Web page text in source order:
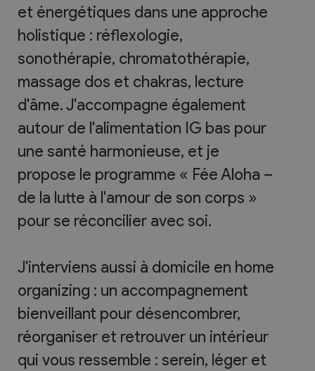
et énergétiques dans une approche
holistique : réflexologie,
sonothérapie, chromatothérapie,
massage dos et chakras, lecture
d'âme. J'accompagne également
autour de l'alimentation IG bas pour
une santé harmonieuse, et je
propose le programme « Fée Aloha –
de la lutte à l'amour de son corps »
pour se réconcilier avec soi.
J'interviens aussi à domicile en home
organizing : un accompagnement
bienveillant pour désencombrer,
réorganiser et retrouver un intérieur
qui vous ressemble : serein, léger et